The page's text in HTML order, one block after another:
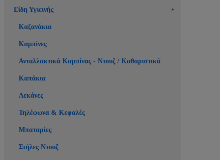
Είδη Υγιεινής
Καζανάκια
Καμπίνες
Ανταλλακτικά Καμπίνας - Ντουζ / Καθαριστικά
Καπάκια
Λεκάνες
Τηλέφωνα & Κεφαλές
Μπαταρίες
Στήλες Ντουζ